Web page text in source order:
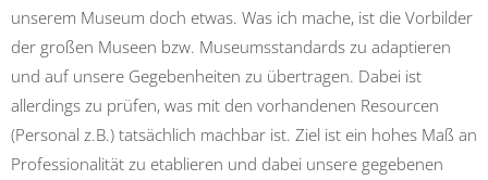
unserem Museum doch etwas. Was ich mache, ist die Vorbilder
der großen Museen bzw. Museumsstandards zu adaptieren
und auf unsere Gegebenheiten zu übertragen. Dabei ist
allerdings zu prüfen, was mit den vorhandenen Resourcen
(Personal z.B.) tatsächlich machbar ist. Ziel ist ein hohes Maß an
Professionalität zu etablieren und dabei unsere gegebenen